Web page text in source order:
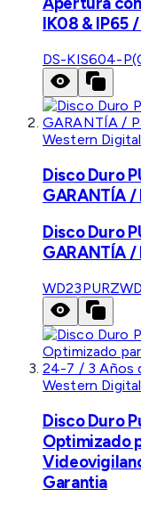
IK08 & IP65
DS-KIS604-
Western
Disco Duro
GARANTÍA
Disco Duro
GARANTÍA
WD23PURZ
Western
Disco Duro
Optimizado
Garantia